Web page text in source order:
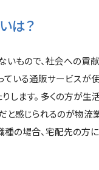
は？
もので、社会への貢
ている通販サービスが
ます。 多くの方が生
感じられるのが物流
の場合、宅配先の方